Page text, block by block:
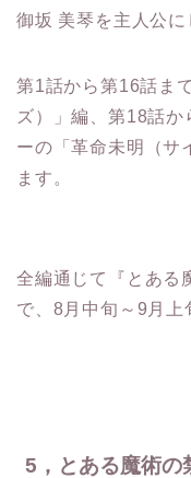
御坂 美琴を主人公に
第1話から第16話ま
ズ）」編、第18話か
ーの「革命未明（サ
ます。
全編通じて『とある
で、8月中旬～9月上
5，とある魔術